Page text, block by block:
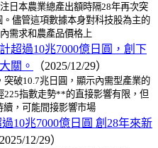
日本農業總產出額時隔28年再次突
儘管這項數據本身對科技股為主的
需求和農產品價格上
超過10兆7000億日圓，創下
關。
（2025/12/29）
突破10.7兆日圓，顯示內需型產業的
指數走勢**的直接影響有限，但
續，可能間接影響市場
10兆7000億日圓 創28年來新
2025/12/29）